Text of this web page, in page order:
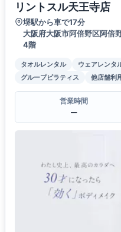
リントスル天王寺店
堺駅から車で17分
大阪府大阪市阿倍野区阿倍
4階
タオルレンタル ウェアレンタ
グループピラティス
他店舗利
営業時間
ー